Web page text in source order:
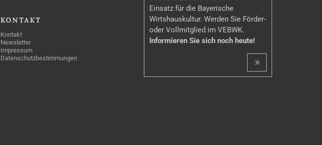
KONTAKT
Kontakt
Newsletter
Impressum
Datenschutzbestimmungen
Einsatz für die Bayerische
Wirtshauskultur. Werden Sie Förder-
oder Vollmitglied im VEBWK.
Informieren Sie sich noch heute!
»